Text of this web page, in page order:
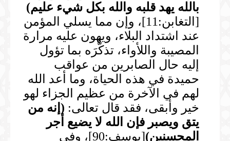
بالله يهد قلبه والله بكل شيء عليم)
[التغابن:11]، وإن مما يسلي المؤمن
عند اشتداد البلاء، ويهون عليه مرارة
المصيبة واللأواء، تذكُّرَه بما تؤول
إليه حال الصابرين من عواقب
حميدة في هذه الحياة، وما أعد الله
لهم في الآخرة من عظيم الجزاء لهو
خير وأبقى، فقد قال تعالى: ( إنه من
يتق ويصبر فإن الله لا يضيع أجر
المحسنين)
[يوسف:90]، وفي